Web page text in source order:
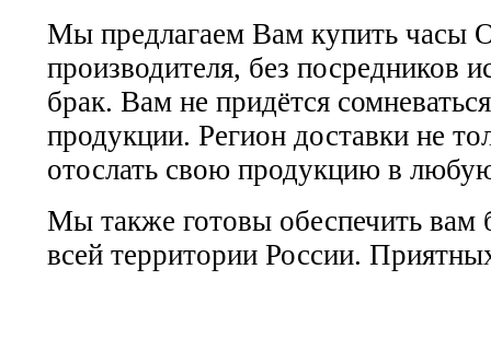
Мы предлагаем Вам купить часы
производителя, без посредников
брак. Вам не придётся
продукции. Регион доставки не
отослать свою продукцию в
Мы также готовы обеспечить вам
всей территории России.